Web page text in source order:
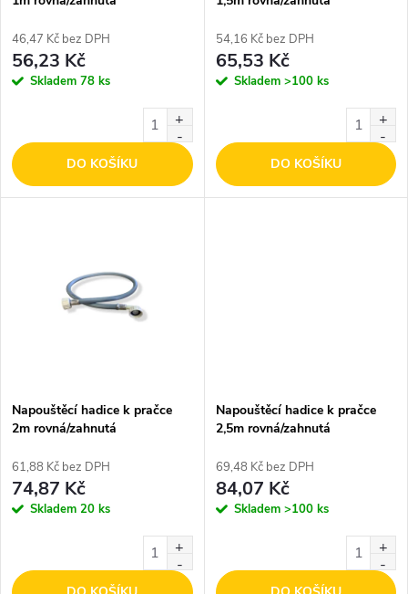
r
o
d
u
p
r
d
u
46,47 Kč bez DPH
56,23 Kč
Skladem 78 ks
DO KOŠÍKU
54,16 Kč bez DPH
65,53 Kč
Skladem >100 ks
DO KOŠÍKU
Napouštěcí hadice k pračce
2m rovná/zahnutá
61,88 Kč bez DPH
74,87 Kč
Skladem 20 ks
Napouštěcí hadice k pračce
2,5m rovná/zahnutá
69,48 Kč bez DPH
84,07 Kč
Skladem >100 ks